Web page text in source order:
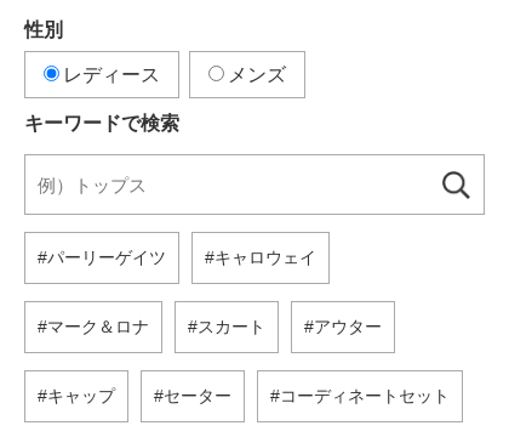
性別
レディース メンズ
キーワードで検索
パーリーゲイツ キャロウェイ
マーク＆ロナ スカート アウター
キャップ セーター コーディネートセット